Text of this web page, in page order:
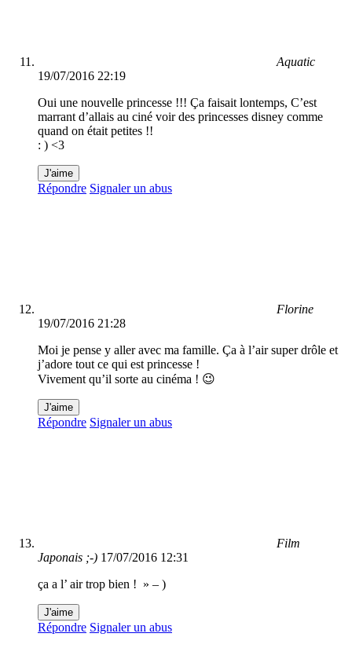
Aquatic
19/07/2016 22:19
Oui une nouvelle princesse !!! Ça faisait lontemps, C’est
marrant d’allais au ciné voir des princesses disney comme
quand on était petites !!
: ) <3
J'aime
Répondre Signaler un abus
Florine
19/07/2016 21:28
Moi je pense y aller avec ma famille. Ça à l’air super drôle et
j’adore tout ce qui est princesse !
Vivement qu’il sorte au cinéma ! 😉
J'aime
Répondre Signaler un abus
Film
Japonais ;-) 17/07/2016 12:31
ça a l’ air trop bien ! » – )
J'aime
Répondre Signaler un abus